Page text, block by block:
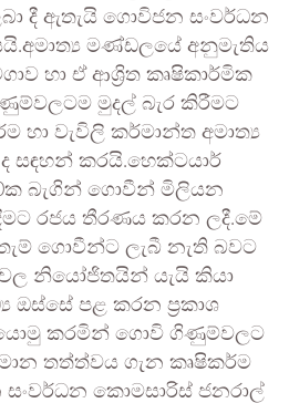
දී ඇතැයි ගොවිජන සංවර්ධන
මණ්ඩලයේ අනුමැතිය
හා ඒ ආශ්‍රිත කෘෂිකාර්මික
මුදල් බැර කිරීමට
හා වැවිලි කර්මාන්ත අමාත්‍ය
සඳහන් කරයි.හෙක්ටයාර්
බැගින් ගොවීන් මිලියන
රජය තීරණය කරන ලදී.මේ
ගොවීන්ට ලැබී නැති බවට
නියෝජිතයින් යැයි කියා
ඔස්සේ පළ කරන ප්‍රකාශ
කරමින් ගොවි ගිණුම්වලට
තත්ත්වය ගැන කෘෂිකර්ම
සංවර්ධන කොමසාරිස් ජනරාල්